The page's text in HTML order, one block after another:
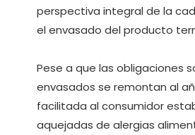
perspectiva integral de la
el envasado del producto
Pese a que las obligaciones
envasados se remontan al
facilitada al consumidor
aquejadas de alergias